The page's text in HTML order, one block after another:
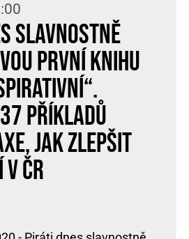
slavnostně
první knihu
příkladů
jak zlepšit
ČR